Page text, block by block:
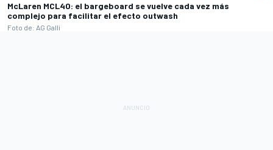
McLaren MCL40: el bargeboard se vuelve cada vez más
complejo para facilitar el efecto outwash
Foto de: AG Galli